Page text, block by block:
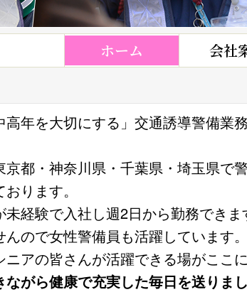
ホーム 会社
高年を大切にする」交通誘導警備業
京都・神奈川県・千葉県・埼玉県で
ります。
未経験で入社し週2日から勤務でき
んので女性警備員も活躍しています
ニアの皆さんが活躍できる場がここに
ながら健康で充実した毎日を送りま